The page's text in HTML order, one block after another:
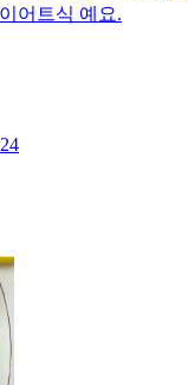
어트식 예요.